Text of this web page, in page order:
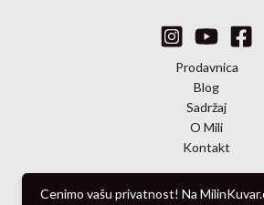
Cenimo vašu privatnost! Na
Prodavnica
Blog
Sadržaj
O Mili
Kontakt